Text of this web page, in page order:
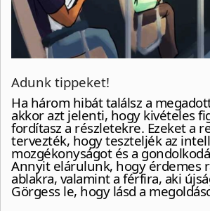
Adunk tippeket!
Ha három hibát találsz a
akkor azt jelenti, hogy kivételes
fordítasz a részletekre. Ezeket a
tervezték, hogy teszteljék az
mozgékonyságot és a
Annyit elárulunk, hogy érdemes
ablakra, valamint a férfira, aki
Görgess le, hogy lásd a